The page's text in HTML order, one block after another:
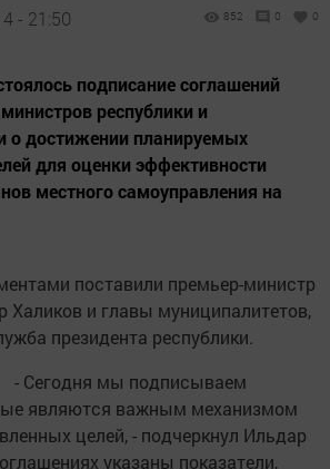
- 21:50 852 0 0
подписание соглашений
республики и
о достижении планируемых
для оценки эффективности
местного самоуправления на
поставили премьер-министр
Халиков и главы муниципалитетов,
президента республики.
- Сегодня мы подписываем
являются важным механизмом
целей, - подчеркнул Ильдар
указаны показатели,